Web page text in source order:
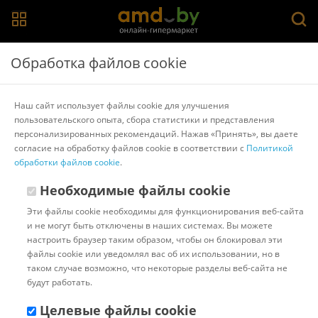
Главная > Каталог товаров Фены
SenCiciMen Xiaomi Фен-щетка Дорожный фен
Philips
Scarlett
Код: 773426 В наличии
Фен Philips DryCare
BHD274/00
10.00 ƃ
Обработка файлов cookie
Наш сайт использует файлы cookie для улучшения
пользовательского опыта, сбора статистики и представления
персонализированных рекомендаций. Нажав «Принять», вы даете
согласие на обработку файлов cookie в соответствии с Политикой
обработки файлов cookie.
Необходимые файлы cookie
Эти файлы cookie необходимы для функционирования веб-сайта
и не могут быть отключены в наших системах. Вы можете
настроить браузер таким образом, чтобы он блокировал эти
файлы cookie или уведомлял вас об их использовании, но в
таком случае возможно, что некоторые разделы веб-сайта не
будут работать.
Целевые файлы cookie